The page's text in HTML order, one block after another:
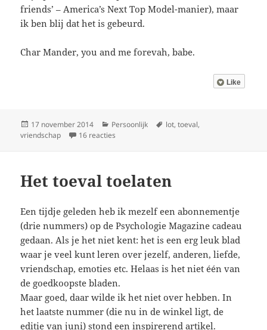
friends’ – America’s Next Top Model-manier), maar
ik ben blij dat het is gebeurd.
Char Mander, you and me forevah, babe.
Like
Geplaatst
op
17 november 2014 Categorieën
Persoonlijk Tags
lot,toeval,
vriendschap
16 reacties
Het toeval toelaten
Een tijdje geleden heb ik mezelf een abonnementje
(drie nummers) op de Psychologie Magazine cadeau
gedaan. Als je het niet kent: het is een erg leuk blad
waar je veel kunt leren over jezelf, anderen, liefde,
vriendschap, emoties etc. Helaas is het niet één van
de goedkoopste bladen.
Maar goed, daar wilde ik het niet over hebben. In
het laatste nummer (die nu in de winkel ligt, de
editie van juni) stond een inspirerend artikel.